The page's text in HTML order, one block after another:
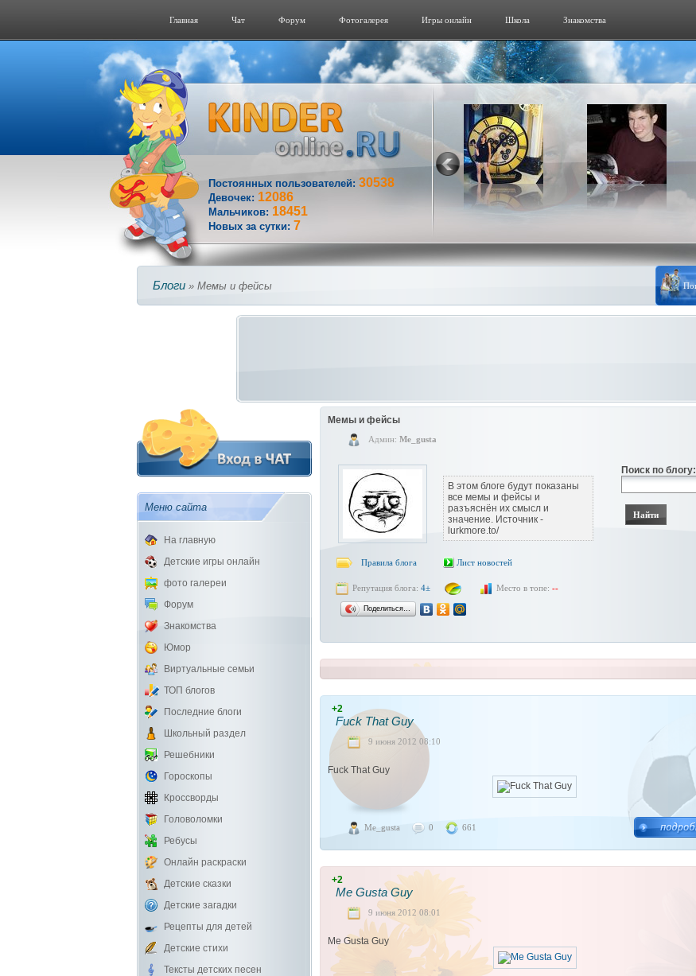
Главная Чат Форум Фотогалерeя Игры онлайн Школа Знакомства
Постоянных пользователей: 30538
Девочек: 12086
Мальчиков: 18451
Новых за сутки: 7
Блоги » Мемы и фейсы
Меню сайта
На главную
Детские игры онлайн
фото галереи
Форум
Знакомства
Юмор
Виртуальные семьи
ТОП блогов
Последние блоги
Школьный раздел
Решебники
Гороскопы
Кроссворды
Головоломки
Ребусы
Онлайн раскраски
Детские сказки
Детские загадки
Рецепты для детей
Детские стихи
Тексты детских песен
Мемы и фейсы
Админ: Me_gusta
В этом блоге будут показаны
все мемы и фейсы и
разъяснён их смысл и
значение. Источник -
lurkmore.to/
Поиск по блогу:
Правила блога Лист новостей
Репутация блога: 4± Место в топе: --
Поделиться…
+2
Fuck That Guy
9 июня 2012 08:10
Fuck That Guy
Me_gusta 0 661
+2
Me Gusta Guy
9 июня 2012 08:01
Me Gusta Guy